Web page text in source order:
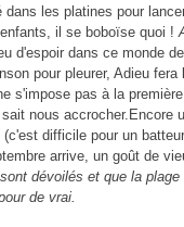
dans les platines pour
il se boboïse quoi !
d'espoir dans ce monde
pour pleurer, Adieu fera
s'impose pas à la
nous accrocher.Encore
difficile pour un
arrive, un goût de
dévoilés et que la
de vrai.